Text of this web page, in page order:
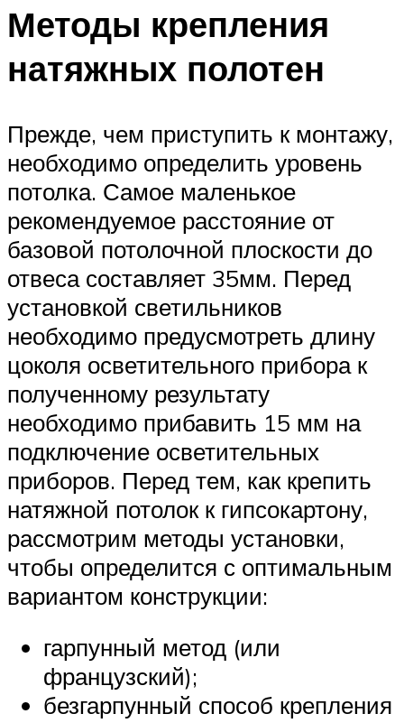
Методы крепления
натяжных полотен
Прежде, чем приступить к монтажу,
необходимо определить уровень
потолка. Самое маленькое
рекомендуемое расстояние от
базовой потолочной плоскости до
отвеса составляет 35мм. Перед
установкой светильников
необходимо предусмотреть длину
цоколя осветительного прибора к
полученному результату
необходимо прибавить 15 мм на
подключение осветительных
приборов. Перед тем, как крепить
натяжной потолок к гипсокартону,
рассмотрим методы установки,
чтобы определится с оптимальным
вариантом конструкции:
гарпунный метод (или
французский);
безгарпунный способ крепления